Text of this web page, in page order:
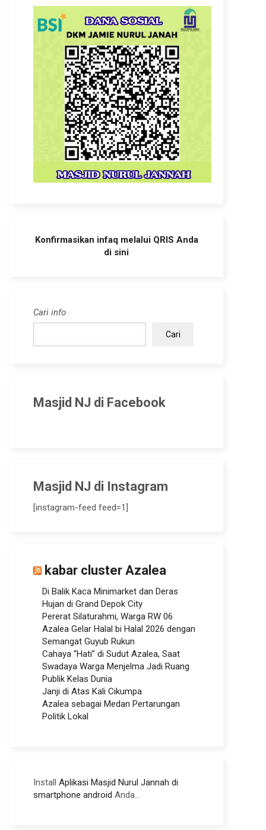
Konfirmasikan infaq melalui QRIS Anda
di sini
Cari info
Cari
Masjid NJ di Facebook
Masjid NJ di Instagram
[instagram-feed feed=1]
kabar cluster Azalea
Di Balik Kaca Minimarket dan Deras
Hujan di Grand Depok City
Pererat Silaturahmi, Warga RW 06
Azalea Gelar Halal bi Halal 2026 dengan
Semangat Guyub Rukun
Cahaya “Hati” di Sudut Azalea, Saat
Swadaya Warga Menjelma Jadi Ruang
Publik Kelas Dunia
Janji di Atas Kali Cikumpa
Azalea sebagai Medan Pertarungan
Politik Lokal
Install Aplikasi Masjid Nurul Jannah di
smartphone android Anda...